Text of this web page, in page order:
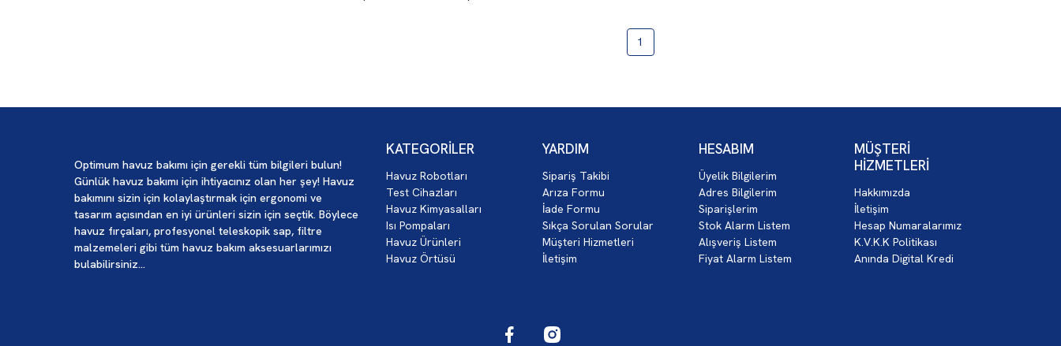
1
Optimum havuz bakımı için gerekli tüm bilgileri bulun!
Günlük havuz bakımı için ihtiyacınız olan her şey! Havuz
bakımını sizin için kolaylaştırmak için ergonomi ve
tasarım açısından en iyi ürünleri sizin için seçtik. Böylece
havuz fırçaları, profesyonel teleskopik sap, filtre
malzemeleri gibi tüm havuz bakım aksesuarlarımızı
bulabilirsiniz...
KATEGORİLER
Havuz Robotları
Test Cihazları
Havuz Kimyasalları
Isı Pompaları
Havuz Ürünleri
Havuz Örtüsü
YARDIM
Sipariş Takibi
Arıza Formu
İade Formu
Sıkça Sorulan Sorular
Müşteri Hizmetleri
İletişim
HESABIM
Üyelik Bilgilerim
Adres Bilgilerim
Siparişlerim
Stok Alarm Listem
Alışveriş Listem
Fiyat Alarm Listem
MÜŞTERİ
HİZMETLERİ
Hakkımızda
İletişim
Hesap Numaralarımız
K.V.K.K Politikası
Anında Digital Kredi